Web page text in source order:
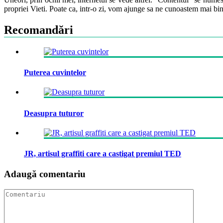
propriei Vieti. Poate ca, intr-o zi, vom ajunge sa ne cunoastem mai
Recomandări
Puterea cuvintelor
Deasupra tuturor
JR, artisul graffiti care a castigat premiul TED
Adaugă comentariu